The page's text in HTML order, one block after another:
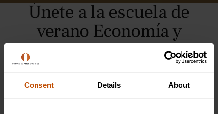
Consent Details About
Únete a la escuela de
verano Economía y
finanzas de Oxford